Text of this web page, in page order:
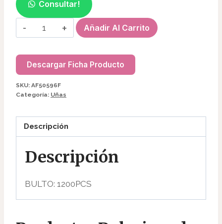
Consultar!
FLOR
SECA
cantidad
Añadir Al Carrito
Descargar Ficha Producto
SKU: AF50596F
Categoría: Uñas
Descripción
Descripción
BULTO: 1200PCS